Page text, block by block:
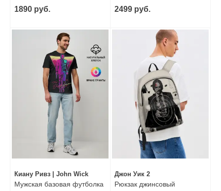
1890 руб. 2499 руб.
Киану Ривз | John Wick
Мужская базовая футболка
Джон Уик 2
Рюкзак джинсовый